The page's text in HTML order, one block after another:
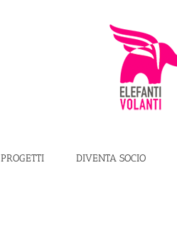
PROGETTI DIVENTA SOCIO